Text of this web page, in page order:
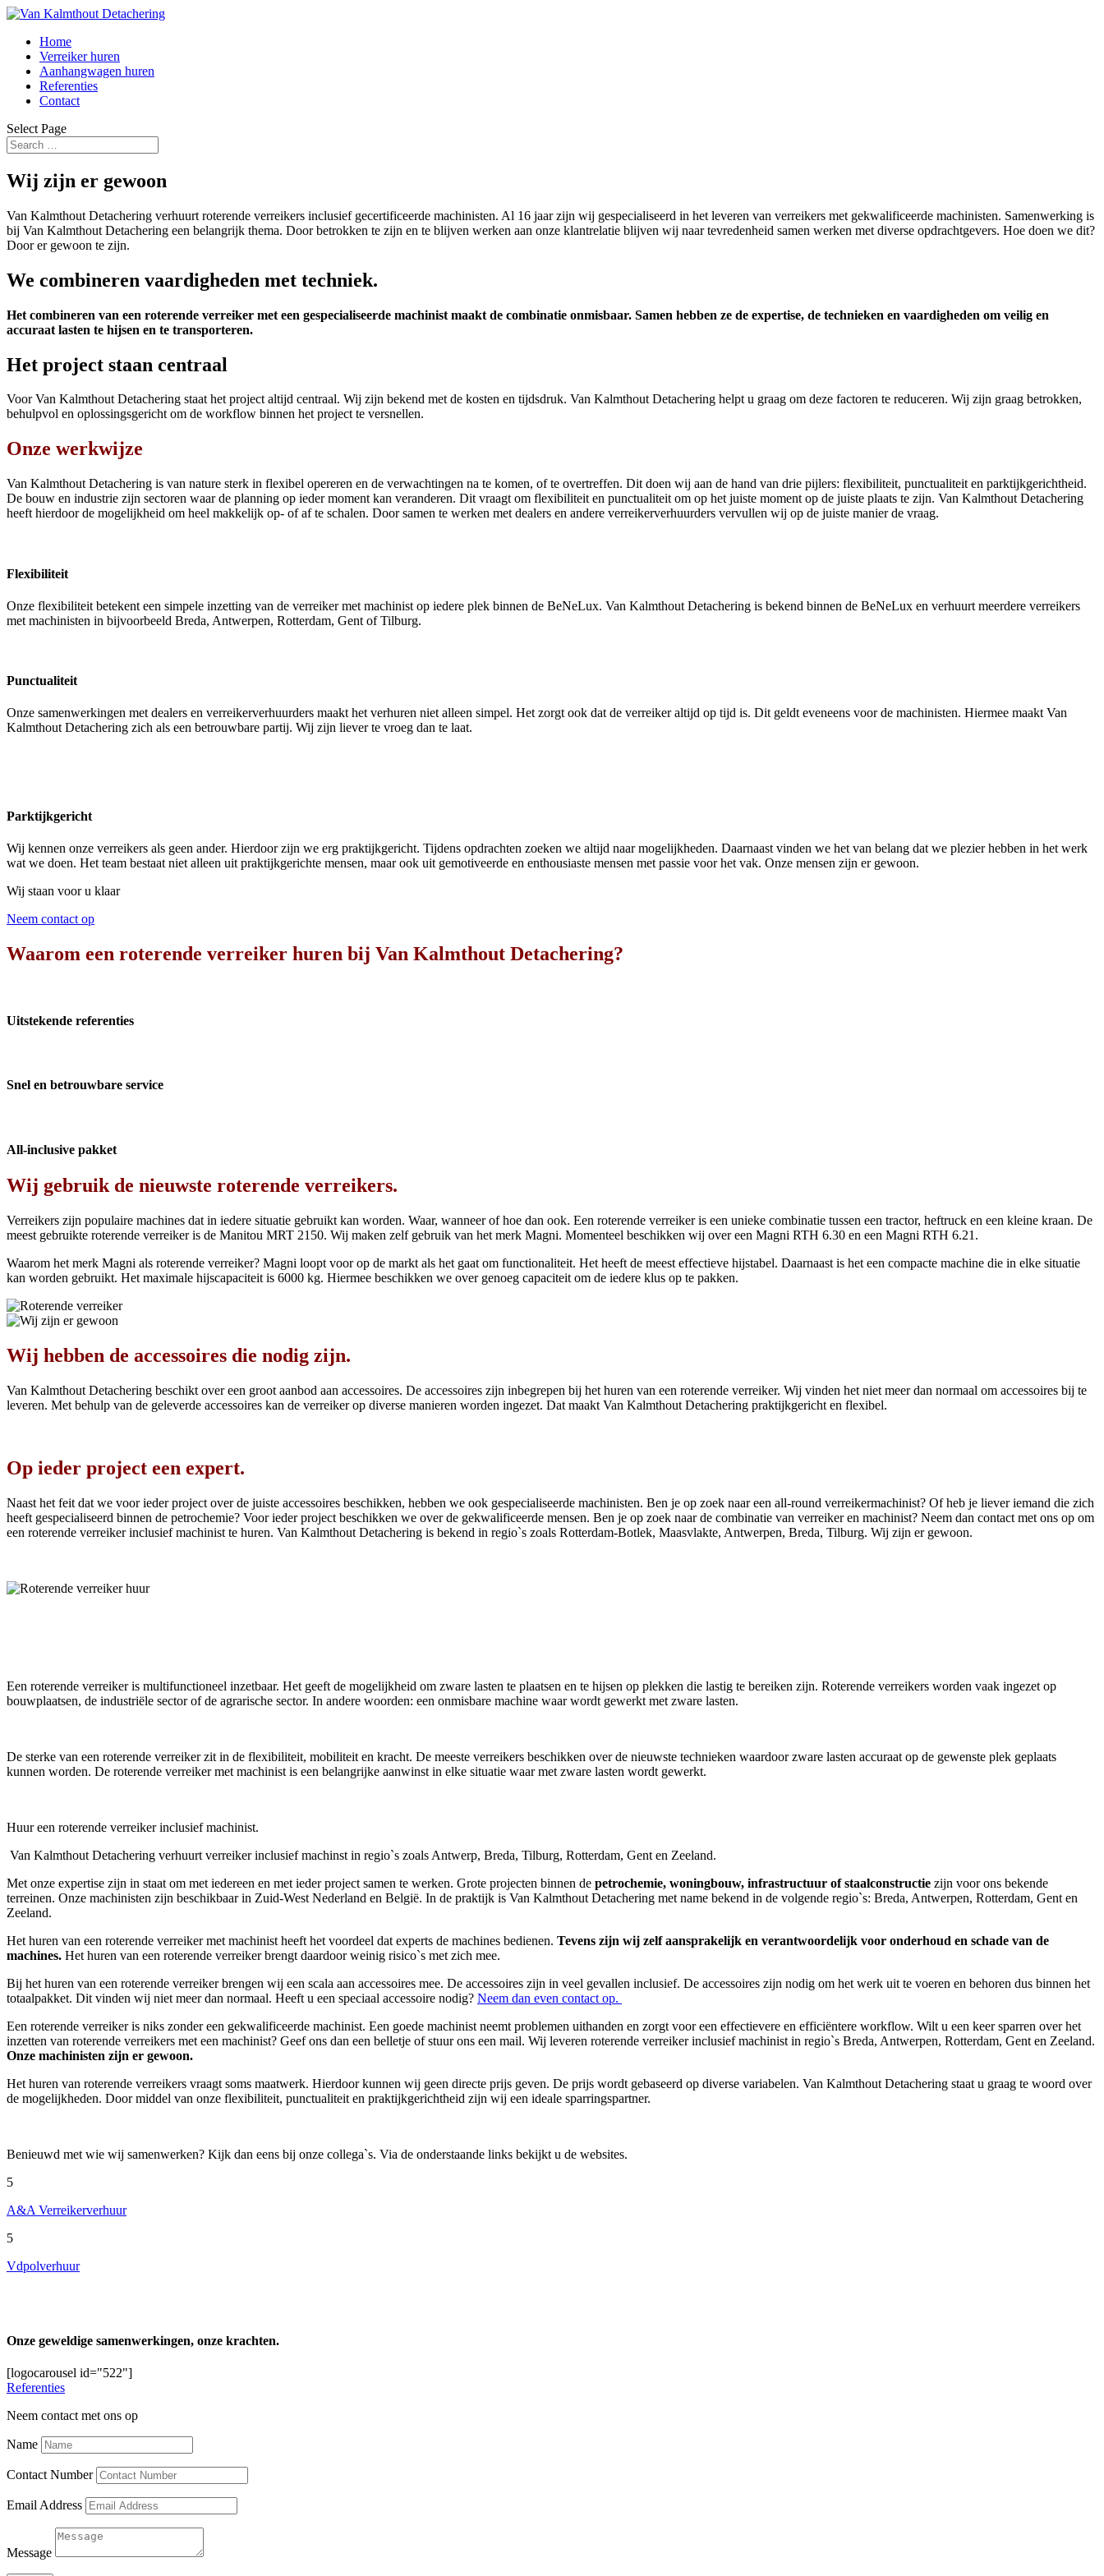
Home
Verreiker huren
Aanhangwagen huren
Referenties
Contact
Select Page
Wij zijn er gewoon
Van Kalmthout Detachering verhuurt roterende verreikers inclusief gecertificeerde machinisten. Al 16 jaar zijn wij gespecialiseerd in het leveren van verreikers met gekwalificeerde machinisten. Samenwerking is
bij Van Kalmthout Detachering een belangrijk thema. Door betrokken te zijn en te blijven werken aan onze klantrelatie blijven wij naar tevredenheid samen werken met diverse opdrachtgevers. Hoe doen we dit?
Door er gewoon te zijn.
We combineren vaardigheden met techniek.
Het combineren van een roterende verreiker met een gespecialiseerde machinist maakt de combinatie onmisbaar. Samen hebben ze de expertise, de technieken en vaardigheden om veilig en
accuraat lasten te hijsen en te transporteren.
Het project staan centraal
Voor Van Kalmthout Detachering staat het project altijd centraal. Wij zijn bekend met de kosten en tijdsdruk. Van Kalmthout Detachering helpt u graag om deze factoren te reduceren. Wij zijn graag betrokken,
behulpvol en oplossingsgericht om de workflow binnen het project te versnellen.
Onze werkwijze
Van Kalmthout Detachering is van nature sterk in flexibel opereren en de verwachtingen na te komen, of te overtreffen. Dit doen wij aan de hand van drie pijlers: flexibiliteit, punctualiteit en parktijkgerichtheid.
De bouw en industrie zijn sectoren waar de planning op ieder moment kan veranderen. Dit vraagt om flexibiliteit en punctualiteit om op het juiste moment op de juiste plaats te zijn. Van Kalmthout Detachering
heeft hierdoor de mogelijkheid om heel makkelijk op- of af te schalen. Door samen te werken met dealers en andere verreikerverhuurders vervullen wij op de juiste manier de vraag.
Flexibiliteit
Onze flexibiliteit betekent een simpele inzetting van de verreiker met machinist op iedere plek binnen de BeNeLux. Van Kalmthout Detachering is bekend binnen de BeNeLux en verhuurt meerdere verreikers
met machinisten in bijvoorbeeld Breda, Antwerpen, Rotterdam, Gent of Tilburg.
Punctualiteit
Onze samenwerkingen met dealers en verreikerverhuurders maakt het verhuren niet alleen simpel. Het zorgt ook dat de verreiker altijd op tijd is. Dit geldt eveneens voor de machinisten. Hiermee maakt Van
Kalmthout Detachering zich als een betrouwbare partij. Wij zijn liever te vroeg dan te laat.
Parktijkgericht
Wij kennen onze verreikers als geen ander. Hierdoor zijn we erg praktijkgericht. Tijdens opdrachten zoeken we altijd naar mogelijkheden. Daarnaast vinden we het van belang dat we plezier hebben in het werk
wat we doen. Het team bestaat niet alleen uit praktijkgerichte mensen, maar ook uit gemotiveerde en enthousiaste mensen met passie voor het vak. Onze mensen zijn er gewoon.
Wij staan voor u klaar
Neem contact op
Waarom een roterende verreiker huren bij Van Kalmthout Detachering?
Uitstekende referenties
Snel en betrouwbare service
All-inclusive pakket
Wij gebruik de nieuwste roterende verreikers.
Verreikers zijn populaire machines dat in iedere situatie gebruikt kan worden. Waar, wanneer of hoe dan ook. Een roterende verreiker is een unieke combinatie tussen een tractor, heftruck en een kleine kraan. De
meest gebruikte roterende verreiker is de Manitou MRT 2150. Wij maken zelf gebruik van het merk Magni. Momenteel beschikken wij over een Magni RTH 6.30 en een Magni RTH 6.21.
Waarom het merk Magni als roterende verreiker? Magni loopt voor op de markt als het gaat om functionaliteit. Het heeft de meest effectieve hijstabel. Daarnaast is het een compacte machine die in elke situatie
kan worden gebruikt. Het maximale hijscapaciteit is 6000 kg. Hiermee beschikken we over genoeg capaciteit om de iedere klus op te pakken.
Wij hebben de accessoires die nodig zijn.
Van Kalmthout Detachering beschikt over een groot aanbod aan accessoires. De accessoires zijn inbegrepen bij het huren van een roterende verreiker. Wij vinden het niet meer dan normaal om accessoires bij te
leveren. Met behulp van de geleverde accessoires kan de verreiker op diverse manieren worden ingezet. Dat maakt Van Kalmthout Detachering praktijkgericht en flexibel.
Op ieder project een expert.
Naast het feit dat we voor ieder project over de juiste accessoires beschikken, hebben we ook gespecialiseerde machinisten. Ben je op zoek naar een all-round verreikermachinist? Of heb je liever iemand die zich
heeft gespecialiseerd binnen de petrochemie? Voor ieder project beschikken we over de gekwalificeerde mensen. Ben je op zoek naar de combinatie van verreiker en machinist? Neem dan contact met ons op om
een roterende verreiker inclusief machinist te huren. Van Kalmthout Detachering is bekend in regio`s zoals Rotterdam-Botlek, Maasvlakte, Antwerpen, Breda, Tilburg. Wij zijn er gewoon.
Een roterende verreiker is multifunctioneel inzetbaar. Het geeft de mogelijkheid om zware lasten te plaatsen en te hijsen op plekken die lastig te bereiken zijn. Roterende verreikers worden vaak ingezet op
bouwplaatsen, de industriële sector of de agrarische sector. In andere woorden: een onmisbare machine waar wordt gewerkt met zware lasten.
De sterke van een roterende verreiker zit in de flexibiliteit, mobiliteit en kracht. De meeste verreikers beschikken over de nieuwste technieken waardoor zware lasten accuraat op de gewenste plek geplaats
kunnen worden. De roterende verreiker met machinist is een belangrijke aanwinst in elke situatie waar met zware lasten wordt gewerkt.
Huur een roterende verreiker inclusief machinist.
Van Kalmthout Detachering verhuurt verreiker inclusief machinst in regio`s zoals Antwerp, Breda, Tilburg, Rotterdam, Gent en Zeeland.
Met onze expertise zijn in staat om met iedereen en met ieder project samen te werken. Grote projecten binnen de petrochemie, woningbouw, infrastructuur of staalconstructie zijn voor ons bekende
terreinen. Onze machinisten zijn beschikbaar in Zuid-West Nederland en België. In de praktijk is Van Kalmthout Detachering met name bekend in de volgende regio`s: Breda, Antwerpen, Rotterdam, Gent en
Zeeland.
Het huren van een roterende verreiker met machinist heeft het voordeel dat experts de machines bedienen. Tevens zijn wij zelf aansprakelijk en verantwoordelijk voor onderhoud en schade van de
machines. Het huren van een roterende verreiker brengt daardoor weinig risico`s met zich mee.
Bij het huren van een roterende verreiker brengen wij een scala aan accessoires mee. De accessoires zijn in veel gevallen inclusief. De accessoires zijn nodig om het werk uit te voeren en behoren dus binnen het
totaalpakket. Dit vinden wij niet meer dan normaal. Heeft u een speciaal accessoire nodig? Neem dan even contact op.
Een roterende verreiker is niks zonder een gekwalificeerde machinist. Een goede machinist neemt problemen uithanden en zorgt voor een effectievere en efficiëntere workflow. Wilt u een keer sparren over het
inzetten van roterende verreikers met een machinist? Geef ons dan een belletje of stuur ons een mail. Wij leveren roterende verreiker inclusief machinist in regio`s Breda, Antwerpen, Rotterdam, Gent en Zeeland.
Onze machinisten zijn er gewoon.
Het huren van roterende verreikers vraagt soms maatwerk. Hierdoor kunnen wij geen directe prijs geven. De prijs wordt gebaseerd op diverse variabelen. Van Kalmthout Detachering staat u graag te woord over
de mogelijkheden. Door middel van onze flexibiliteit, punctualiteit en praktijkgerichtheid zijn wij een ideale sparringspartner.
Benieuwd met wie wij samenwerken? Kijk dan eens bij onze collega`s. Via de onderstaande links bekijkt u de websites.
5
A&A Verreikerverhuur
5
Vdpolverhuur
Onze geweldige samenwerkingen, onze krachten.
[logocarousel id="522"]
Referenties
Neem contact met ons op
Name
Contact Number
Email Address
Message